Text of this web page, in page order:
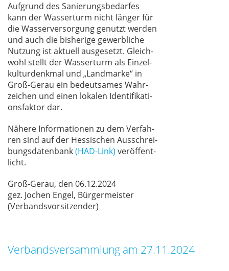
Auf­grund des Sa­nie­rungs­be­dar­fes
kann der Was­ser­turm nicht län­ger für
die Was­ser­ver­sor­gung ge­nutzt wer­den
und auch die bis­he­ri­ge ge­werb­li­che
Nut­zung ist ak­tu­ell aus­ge­setzt. Gleich­
wohl stellt der Was­ser­turm als Ein­zel­
kul­tur­denk­mal und „Land­mar­ke“ in
Groß-Gerau ein be­deut­sa­mes Wahr­
zei­chen und ei­nen lo­ka­len Iden­ti­fi­ka­ti­
ons­fak­tor dar.
Nä­he­re In­for­ma­tio­nen zu dem Ver­fah­
ren sind auf der Hes­si­schen Aus­schrei­
bungs­da­ten­bank(HAD-Link) ver­öf­fent­
licht.
Groß-Gerau, den 06.12.2024
gez. Jo­chen En­gel, Bür­ger­meis­ter
(Ver­bands­vor­sit­zen­der)
Verbandsversammlung am 27.11.2024